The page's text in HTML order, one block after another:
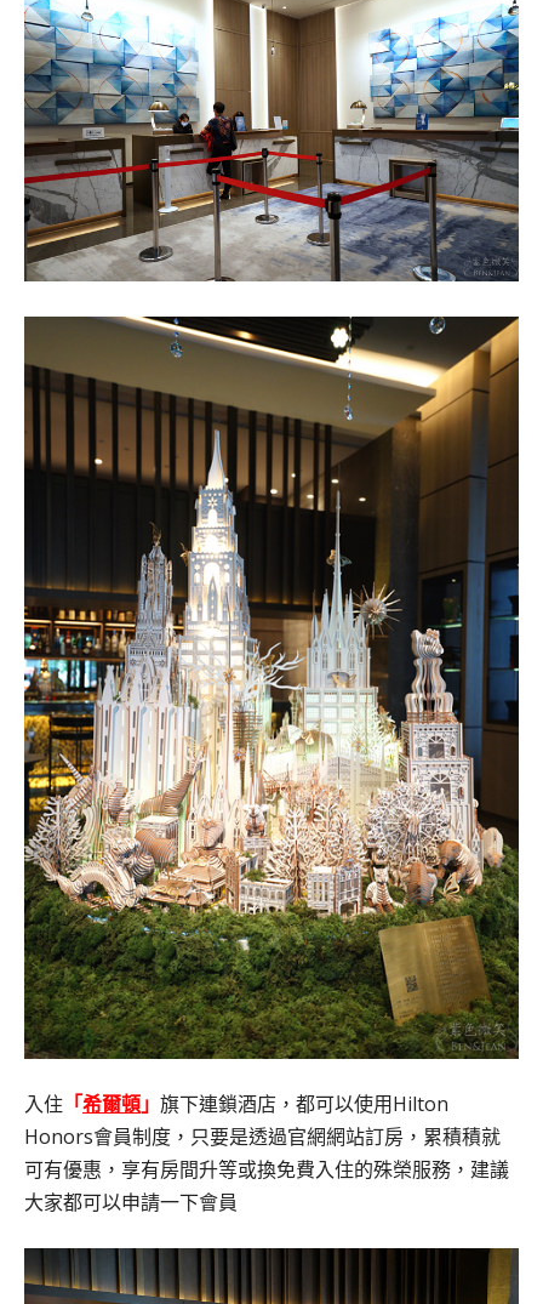
入住 「希爾頓」 旗下連鎖酒店，都可以使用Hilton
Honors會員制度，只要是透過官網網站訂房，累積積就
可有優惠，享有房間升等或換免費入住的殊榮服務，建議
大家都可以申請一下會員